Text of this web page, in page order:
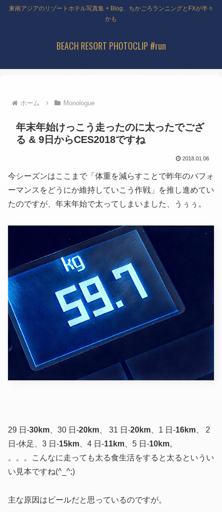
東南アジアのリゾートホテル写真集 + Blog、ちかごろランニングとFXが半々
かも
BEACH RESORT PHOTOCLIP #run
ホーム Monologue
年末年始けっこう走ったのに太ったでござ
る & 9日からCES2018ですね
2018.01.06
今シーズンはここまで「体重を減らすことで昨年のパフォ
ーマンスをどうにか維持していこう作戦」を推し進めてい
たのですが、年末年始で太ってしまいました、うぅぅ。
29 日-30km 、30 日-20km 、 31 日-20km 、1 日-16km 、 2
日-休足、3 日-15km 、4 日-11km 、5 日-10km。
。。。こんなに走っても太る食生活をすると太るというい
い見本ですね(^_^;)
主な原因はビールだと思っているのですが。